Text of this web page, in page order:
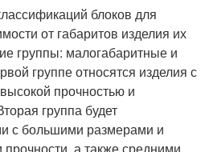
блоков для
от габаритов изделия их
группы: малогабаритные и
группе относятся изделия с
прочностью и
группа будет
с большими размерами и